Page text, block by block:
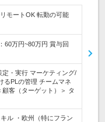
モートOK 転勤の可能
60万円~80万円 賞与回
定・実行 マーケティング/
るPLの管理 チームマネ
客（ターゲット）＞ タ
ル ・欧州（特にフラン